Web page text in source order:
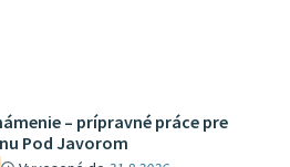
– prípravné práce pre
Pod Javorom